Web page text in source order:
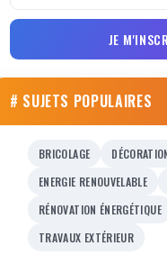
JE
# SUJETS POPULAIRES
BRICOLAGE
ENERGIE RENOUVELABLE
RÉNOVATION ÉNERGÉTIQUE
TRAVAUX EXTÉRIEUR